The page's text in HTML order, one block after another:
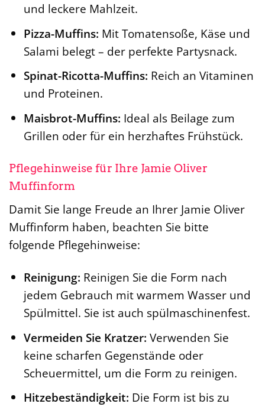
und leckere Mahlzeit.
Pizza-Muffins: Mit Tomatensoße, Käse und
Salami belegt – der perfekte Partysnack.
Spinat-Ricotta-Muffins: Reich an Vitaminen
und Proteinen.
Maisbrot-Muffins: Ideal als Beilage zum
Grillen oder für ein herzhaftes Frühstück.
Pflegehinweise für Ihre Jamie Oliver
Muffinform
Damit Sie lange Freude an Ihrer Jamie Oliver
Muffinform haben, beachten Sie bitte
folgende Pflegehinweise:
Reinigung: Reinigen Sie die Form nach
jedem Gebrauch mit warmem Wasser und
Spülmittel. Sie ist auch spülmaschinenfest.
Vermeiden Sie Kratzer: Verwenden Sie
keine scharfen Gegenstände oder
Scheuermittel, um die Form zu reinigen.
Hitzebeständigkeit: Die Form ist bis zu